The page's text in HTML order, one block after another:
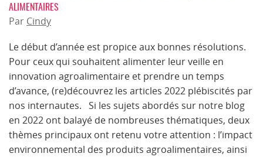
ALIMENTAIRES
Par Cindy
Le début d’année est propice aux bonnes résolutions.
Pour ceux qui souhaitent alimenter leur veille en
innovation agroalimentaire et prendre un temps
d’avance, (re)découvrez les articles 2022 plébiscités par
nos internautes. Si les sujets abordés sur notre blog
en 2022 ont balayé de nombreuses thématiques, deux
thèmes principaux ont retenu votre attention : l’impact
environnemental des produits agroalimentaires, ainsi